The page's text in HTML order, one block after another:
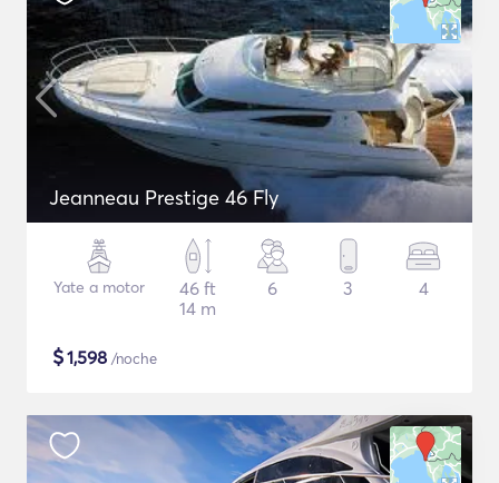
Jeanneau Prestige 46 Fly
Yate a motor
46 ft
14 m
6 3 4
$1,598 /noche